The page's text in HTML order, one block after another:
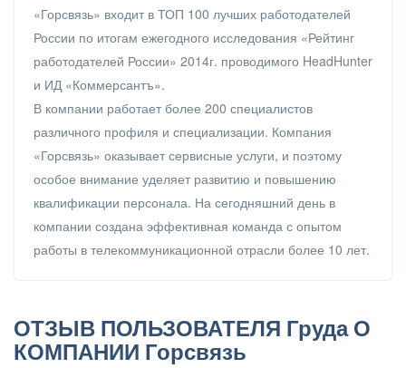
«Горсвязь» входит в ТОП 100 лучших работодателей
России по итогам ежегодного исследования «Рейтинг
работодателей России» 2014г. проводимого HeadHunter
и ИД «Коммерсантъ».
В компании работает более 200 специалистов
различного профиля и специализации. Компания
«Горсвязь» оказывает сервисные услуги, и поэтому
особое внимание уделяет развитию и повышению
квалификации персонала. На сегодняшний день в
компании создана эффективная команда с опытом
работы в телекоммуникационной отрасли более 10 лет.
ОТЗЫВ ПОЛЬЗОВАТЕЛЯ Груда О
КОМПАНИИ Горсвязь